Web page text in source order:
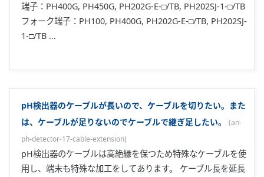
端子：PH400G, PH450G, PH202G-E-□/TB, PH202SJ-1-□/TB
フォーク端子：PH100, PH400G, PH202G-E-□/TB, PH202SJ-
1-□/TB ...
pH検出器のケーブルが長いので、ケーブルを切りたい。また
は、ケーブルが足りないのでケーブルで継ぎ足したい。
(an-
ph-detector-17-cable-extension)
pH検出器のケーブルは高絶縁を保つため特殊なケーブルを使
用し、端末も特殊な加工をしてあります。 ケーブル長を延長